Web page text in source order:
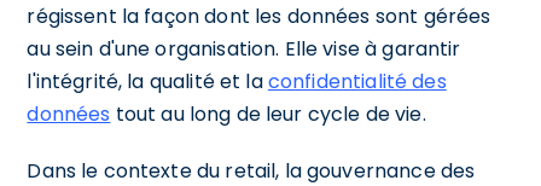
régissent la façon dont les données sont gérées
au sein d'une organisation. Elle vise à garantir
l'intégrité, la qualité et laconfidentialité des
données tout au long de leur cycle de vie.
Dans le contexte du retail, la gouvernance des